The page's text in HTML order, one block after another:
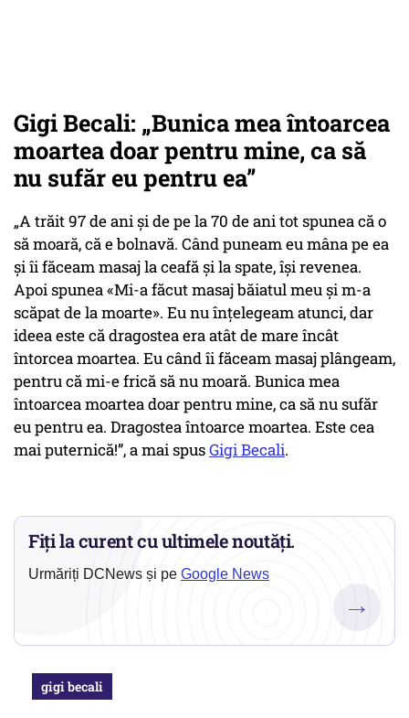
Gigi Becali: „Bunica mea întoarcea
moartea doar pentru mine, ca să
nu sufăr eu pentru ea”
„A trăit 97 de ani și de pe la 70 de ani tot spunea că o
să moară, că e bolnavă. Când puneam eu mâna pe ea
și îi făceam masaj la ceafă și la spate, își revenea.
Apoi spunea«Mi-a făcut masaj băiatul meu și m-a
scăpat de la moarte». Eu nu înțelegeam atunci, dar
ideea este că dragostea era atât de mare încât
întorcea moartea. Eu când îi făceam masaj plângeam,
pentru că mi-e frică să nu moară. Bunica mea
întoarcea moartea doar pentru mine, ca să nu sufăr
eu pentru ea. Dragostea întoarce moartea. Este cea
mai puternică!”, a mai spusGigi Becali.
Fiți la curent cu ultimele noutăți.
Urmăriți DCNews și pe Google News
→
gigi becali